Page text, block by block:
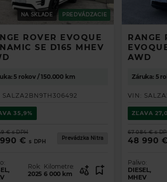
NA SKLADE PREDVÁDZACIE
ROVER EVOQUE
SE D165 MHEV
5 rokov / 150.000 km
SALZA2BN9TH306492
35,9%
€ s DPH
€ s DPH
Prevádzka Nitra
Rok:
2025
Kilometre:
6 000 km
RANGE
AWD
Záruka: 5
VIN:
ZĽAVA
67 084 € s
48 990 €
Palivo:
DIESEL,
MHEV